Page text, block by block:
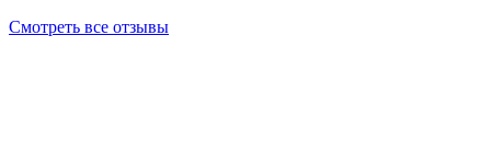
Смотреть все отзывы